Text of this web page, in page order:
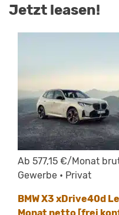
Jetzt leasen!
Ab 577,15 €/Monat
Gewerbe • Privat
BMW X3 xDrive40d
Monat netto [frei